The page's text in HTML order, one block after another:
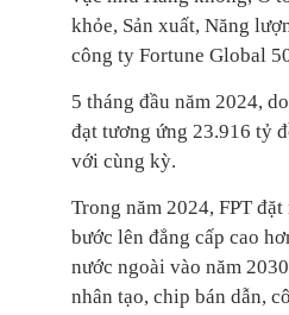
khỏe, Sản xuất, Năng
công ty Fortune Global
5 tháng đầu năm 2024,
đạt tương ứng 23.916 tỷ
với cùng kỳ.
Trong năm 2024, FPT
bước lên đẳng cấp cao
nước ngoài vào năm
nhân tạo, chip bán dẫn,